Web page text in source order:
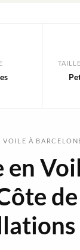
VOILE À
en